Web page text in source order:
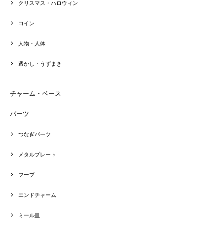
クリスマス・ハロウィン
コイン
人物・人体
透かし・うずまき
チャーム・ベース
パーツ
つなぎパーツ
メタルプレート
フープ
エンドチャーム
ミール皿